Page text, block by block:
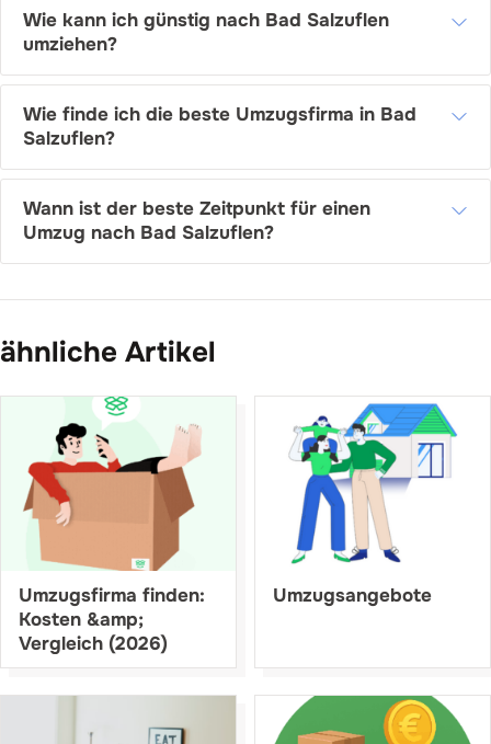
Wie kann ich günstig nach Bad Salzuflen
umziehen?
Wie finde ich die beste Umzugsfirma in Bad
Salzuflen?
Wann ist der beste Zeitpunkt für einen
Umzug nach Bad Salzuflen?
ähnliche Artikel
Umzugsfirma finden:
Kosten &amp;
Vergleich (2026)
Umzugsangebote